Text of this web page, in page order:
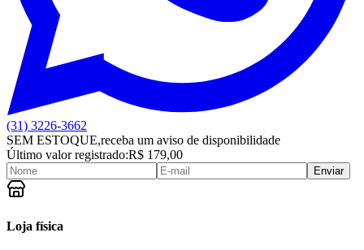
(31) 3226-3662
SEM ESTOQUE,receba um aviso de disponibilidade
Último valor registrado:R$ 179,00
Enviar
Loja física